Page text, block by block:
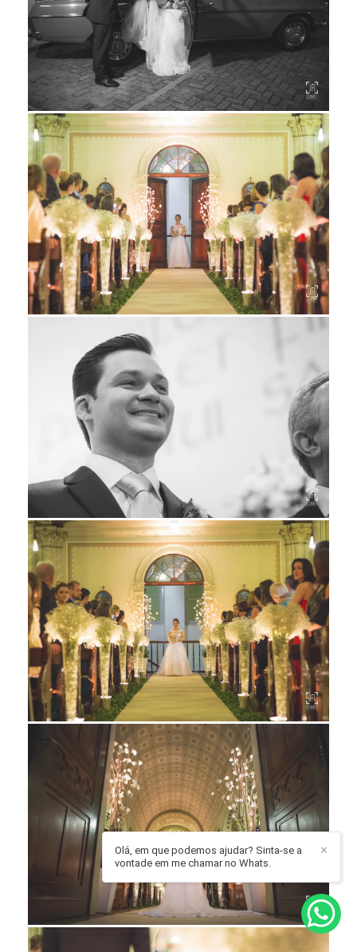
✕
Olá, em que podemos ajudar? Sinta-se a
vontade em me chamar no Whats.